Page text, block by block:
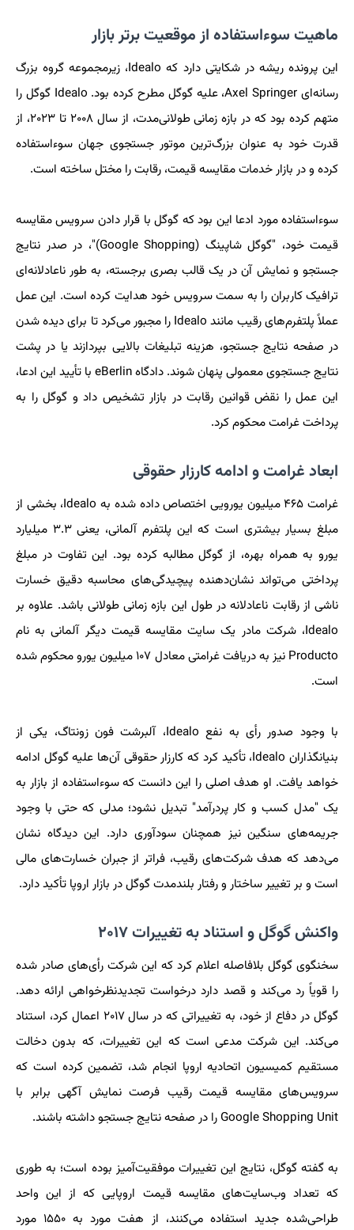
ماهیت سوءاستفاده از موقعیت برتر بازار
این پرونده ریشه در شکایتی دارد که Idealo، زیرمجموعه گروه بزرگ
رسانه‌ای Axel Springer، علیه گوگل مطرح کرده بود. Idealo گوگل را
متهم کرده بود که در بازه زمانی طولانی‌مدت، از سال ۲۰۰۸ تا ۲۰۲۳، از
قدرت خود به عنوان بزرگ‌ترین موتور جستجوی جهان سوءاستفاده
کرده و در بازار خدمات مقایسه قیمت، رقابت را مختل ساخته است.
سوءاستفاده مورد ادعا این بود که گوگل با قرار دادن سرویس مقایسه
قیمت خود، "گوگل شاپینگ (Google Shopping)"، در صدر نتایج
جستجو و نمایش آن در یک قالب بصری برجسته، به طور ناعادلانه‌ای
ترافیک کاربران را به سمت سرویس خود هدایت کرده است. این عمل
عملاً پلتفرم‌های رقیب مانند Idealo را مجبور می‌کرد تا برای دیده شدن
در صفحه نتایج جستجو، هزینه تبلیغات بالایی بپردازند یا در پشت
نتایج جستجوی معمولی پنهان شوند. دادگاه eBerlin با تأیید این ادعا،
این عمل را نقض قوانین رقابت در بازار تشخیص داد و گوگل را به
پرداخت غرامت محکوم کرد.
ابعاد غرامت و ادامه کارزار حقوقی
غرامت ۴۶۵ میلیون یورویی اختصاص داده شده به Idealo، بخشی از
مبلغ بسیار بیشتری است که این پلتفرم آلمانی، یعنی ۳.۳ میلیارد
یورو به همراه بهره، از گوگل مطالبه کرده بود. این تفاوت در مبلغ
پرداختی می‌تواند نشان‌دهنده پیچیدگی‌های محاسبه دقیق خسارت
ناشی از رقابت ناعادلانه در طول این بازه زمانی طولانی باشد. علاوه بر
Idealo، شرکت مادر یک سایت مقایسه قیمت دیگر آلمانی به نام
Producto نیز به دریافت غرامتی معادل ۱۰۷ میلیون یورو محکوم شده
است.
با وجود صدور رأی به نفع Idealo، آلبرشت فون زونتاگ، یکی از
بنیانگذاران Idealo، تأکید کرد که کارزار حقوقی آن‌ها علیه گوگل ادامه
خواهد یافت. او هدف اصلی را این دانست که سوءاستفاده از بازار به
یک "مدل کسب و کار پردرآمد" تبدیل نشود؛ مدلی که حتی با وجود
جریمه‌های سنگین نیز همچنان سودآوری دارد. این دیدگاه نشان
می‌دهد که هدف شرکت‌های رقیب، فراتر از جبران خسارت‌های مالی
است و بر تغییر ساختار و رفتار بلندمدت گوگل در بازار اروپا تأکید دارد.
واکنش گوگل و استناد به تغییرات ۲۰۱۷
سخنگوی گوگل بلافاصله اعلام کرد که این شرکت رأی‌های صادر شده
را قویاً رد می‌کند و قصد دارد درخواست تجدیدنظرخواهی ارائه دهد.
گوگل در دفاع از خود، به تغییراتی که در سال ۲۰۱۷ اعمال کرد، استناد
می‌کند. این شرکت مدعی است که این تغییرات، که بدون دخالت
مستقیم کمیسیون اتحادیه اروپا انجام شد، تضمین کرده است که
سرویس‌های مقایسه قیمت رقیب فرصت نمایش آگهی برابر با
Google Shopping Unit را در صفحه نتایج جستجو داشته باشند.
به گفته گوگل، نتایج این تغییرات موفقیت‌آمیز بوده است؛ به طوری
که تعداد وب‌سایت‌های مقایسه قیمت اروپایی که از این واحد
طراحی‌شده جدید استفاده می‌کنند، از هفت مورد به ۱۵۵۰ مورد